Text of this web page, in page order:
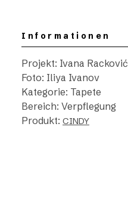
Informationen
Projekt: Ivana Racković
Foto: Iliya Ivanov
Kategorie: Tapete
Bereich: Verpflegung
Produkt: CINDY